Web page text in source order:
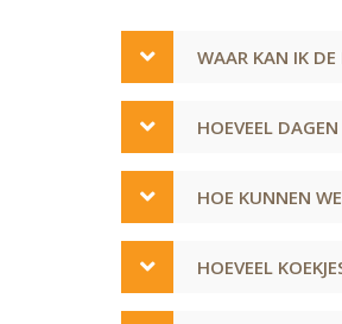
WAAR KAN IK DE
HOEVEEL
HOE KUNNEN
HOEVEEL